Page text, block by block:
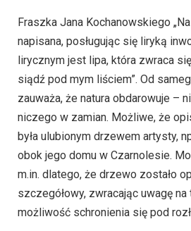
Fraszka Jana Kochanowskiego
napisana, posługując się liryką
lirycznym jest lipa, która zwraca
siądź pod mym liściem”. Od
zauważa, że natura obdarowuje –
niczego w zamian. Możliwe, że
była ulubionym drzewem artysty,
obok jego domu w Czarnolesie.
m.in. dlatego, że drzewo zostało
szczegółowy, zwracając uwagę
możliwość schronienia się pod